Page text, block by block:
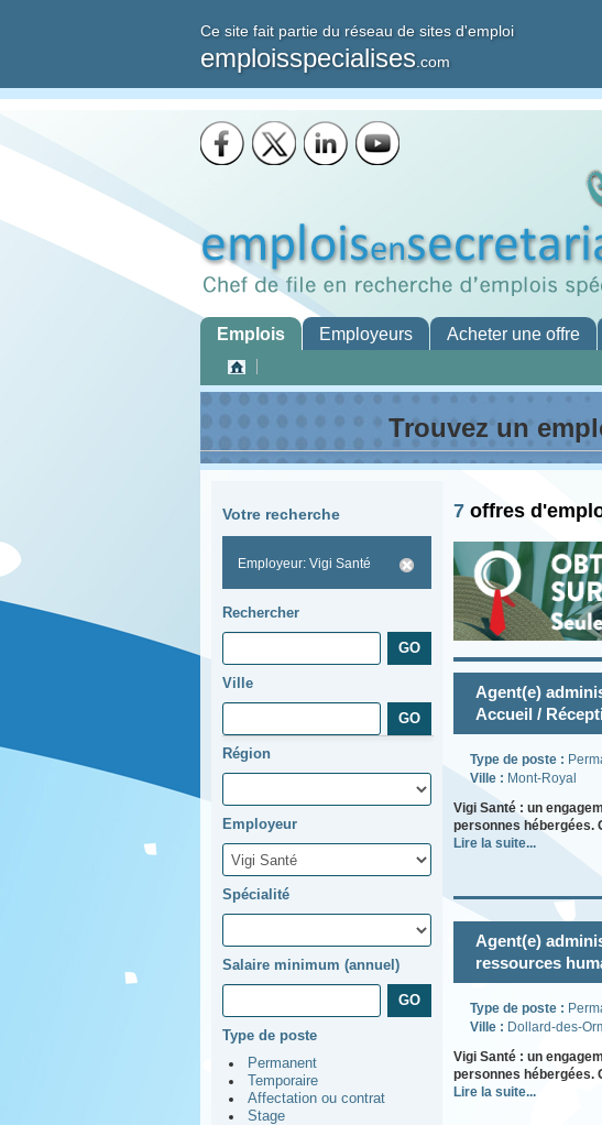
Ce site fait partie du réseau de sites d'emploi
emploisspecialises .com
Emplois Employeurs Acheter une offre
Trouvez un
Votre recherche
Employeur: Vigi Santé
Rechercher
Ville
Région
Employeur
Spécialité
Salaire minimum (annuel)
Type de poste
Permanent
Temporaire
Affectation ou contrat
Stage
7 offres
Agent(e)
Accueil /
Type de poste :
Ville : Mont-Royal
Vigi Santé : un
personnes hébergées.
Lire la suite...
Agent(e)
ressources
Type de poste :
Ville : Dollard-des-
Vigi Santé : un
personnes hébergées.
Lire la suite...